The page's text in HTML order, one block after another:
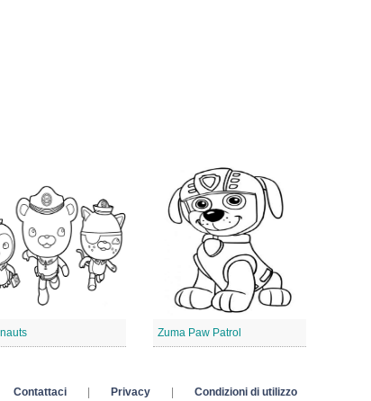
Zuma Paw Patrol
Contattaci Privacy Condizioni di utilizzo